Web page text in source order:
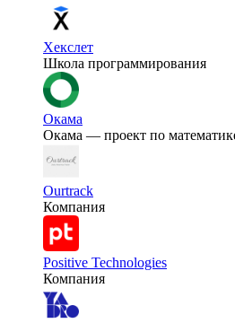
Хекслет
Школа программирования
Окама
Окама — проект по
Ourtrack
Компания
Positive Technologies
Компания